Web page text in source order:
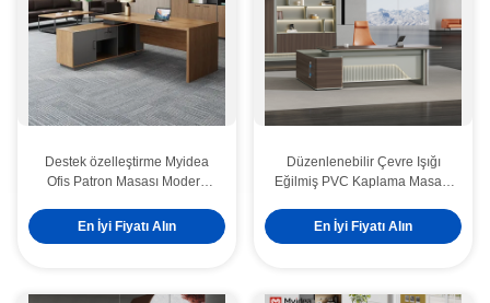
Destek özelleştirme Myidea
Ofis Patron Masası Modern
kişi
En İyi Fiyatı Alın
Düzenlenebilir Çevre Işığı
Eğilmiş PVC Kaplama Masası
Kaplama Patron Masası
En İyi Fiyatı Alın